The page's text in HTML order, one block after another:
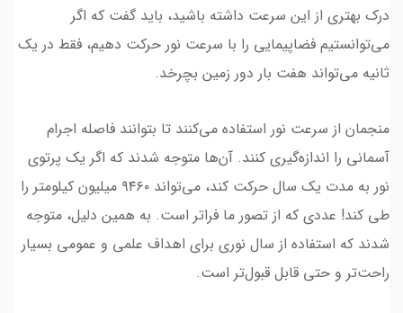
درک بهتری از این سرعت داشته باشید، باید گفت که اگر
می‌توانستیم فضاپیمایی را با سرعت نور حرکت دهیم، فقط در یک
ثانیه می‌تواند هفت بار دور زمین بچرخد.
منجمان از سرعت نور استفاده می‌کنند تا بتوانند فاصله اجرام
آسمانی را اندازه‌گیری کنند. آن‌ها متوجه شدند که اگر یک پرتوی
نور به مدت یک سال حرکت کند، می‌تواند ۹۴۶۰ میلیون کیلومتر را
طی کند! عددی که از تصور ما فراتر است. به همین دلیل، متوجه
شدند که استفاده از سال نوری برای اهداف علمی و عمومی بسیار
راحت‌تر و حتی قابل قبول‌تر است.